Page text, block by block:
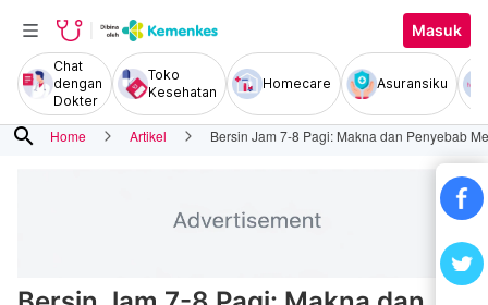
Masuk
Chat
dengan
Dokter
Toko
Kesehatan
Homecare Asuransiku
search Home Artikel Bersin Jam 7-8 Pagi: Makna dan Penyebab